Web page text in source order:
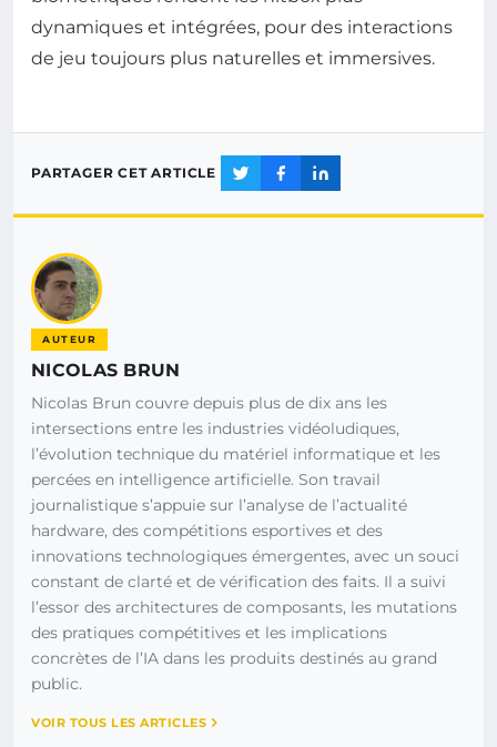
dynamiques et intégrées, pour des interactions
de jeu toujours plus naturelles et immersives.
PARTAGER CET ARTICLE
AUTEUR
NICOLAS BRUN
Nicolas Brun couvre depuis plus de dix ans les
intersections entre les industries vidéoludiques,
l’évolution technique du matériel informatique et les
percées en intelligence artificielle. Son travail
journalistique s’appuie sur l’analyse de l’actualité
hardware, des compétitions esportives et des
innovations technologiques émergentes, avec un souci
constant de clarté et de vérification des faits. Il a suivi
l’essor des architectures de composants, les mutations
des pratiques compétitives et les implications
concrètes de l’IA dans les produits destinés au grand
public.
VOIR TOUS LES ARTICLES